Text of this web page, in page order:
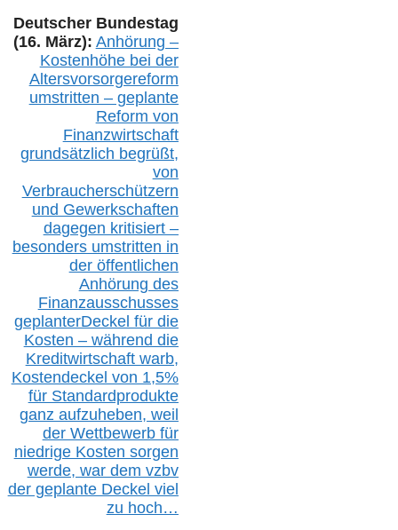
Deutscher Bundestag
(16. März): Anhörung –
Kostenhöhe bei der
Altersvorsorgereform
umstritten – geplante
Reform von
Finanzwirtschaft
grundsätzlich begrüßt,
von
Verbraucherschützern
und Gewerkschaften
dagegen kritisiert –
besonders umstritten in
der öffentlichen
Anhörung des
Finanzausschusses
geplanterDeckel für die
Kosten – während die
Kreditwirtschaft warb,
Kostendeckel von 1,5%
für Standardprodukte
ganz aufzuheben, weil
der Wettbewerb für
niedrige Kosten sorgen
werde, war dem vzbv
der geplante Deckel viel
zu hoch…